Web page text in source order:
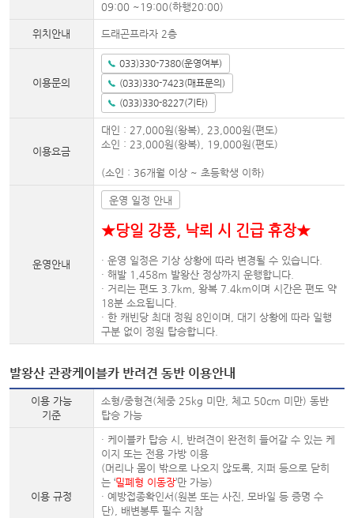
09:00 ~19:00(하행20:00)
위치안내 드래곤프라자 2층
이용문의
033)330-7380(운영여부)
(033)330-7423(매표문의)
(033)330-8227(기타)
이용요금
대인 : 27,000원(왕복), 23,000원(편도)
소인 : 23,000원(왕복), 19,000원(편도)
(소인 : 36개월 이상 ~ 초등학생 이하)
운영안내
운영 일정 안내
★당일 강풍, 낙뢰 시 긴급 휴장★
· 운영 일정은 기상 상황에 따라 변경될 수 있습니다.
· 해발 1,458m 발왕산 정상까지 운행합니다.
· 거리는 편도 3.7km, 왕복 7.4km이며 시간은 편도 약
18분 소요됩니다.
· 한 캐빈당 최대 정원 8인이며, 대기 상황에 따라 일행
구분 없이 정원 탑승합니다.
발왕산 관광케이블카 반려견 동반 이용안내
이용 가능
기준
소형/중형견(체중 25kg 미만, 체고 50cm 미만) 동반
탑승 가능
이용 규정
· 케이블카 탑승 시, 반려견이 완전히 들어갈 수 있는 케
이지 또는 전용 가방 이용
(머리나 몸이 밖으로 나오지 않도록, 지퍼 등으로 닫히
는 ‘밀폐형 이동장’만 가능)
· 예방접종확인서(원본 또는 사진, 모바일 등 증명 수
단), 배변봉투 필수 지참